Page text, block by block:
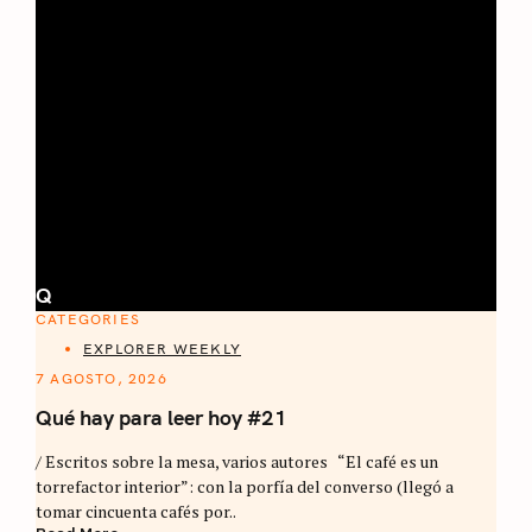
Q
CATEGORIES
EXPLORER WEEKLY
7 AGOSTO, 2026
Qué hay para leer hoy #21
/ Escritos sobre la mesa, varios autores “El café es un
torrefactor interior”: con la porfía del converso (llegó a
tomar cincuenta cafés por..